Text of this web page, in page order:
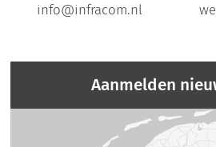
info@infracom.nl
Aanmelden